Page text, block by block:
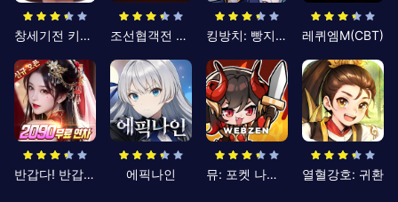
창세기전 키우기 조선협객전 클래식 킹방치: 빵지의 제왕 레퀴엠M(CBT)
반갑다! 반갑삼국지 에픽나인 뮤: 포켓 나이츠 열혈강호: 귀환